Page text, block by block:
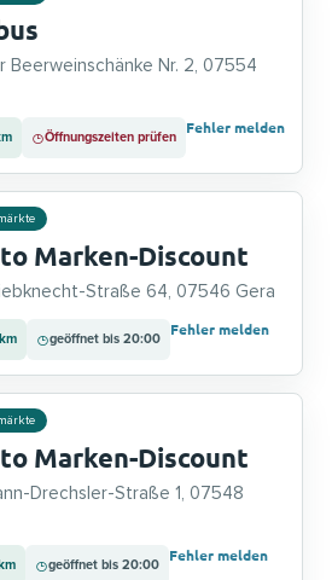
Beerweinschänke Nr. 2, 07554
Öffnungszeiten prüfen
Fehler melden
Marken-Discount
Straße 64, 07546 Gera
geöffnet bis 20:00
Fehler melden
Marken-Discount
Drechsler-Straße 1, 07548
geöffnet bis 20:00
Fehler melden